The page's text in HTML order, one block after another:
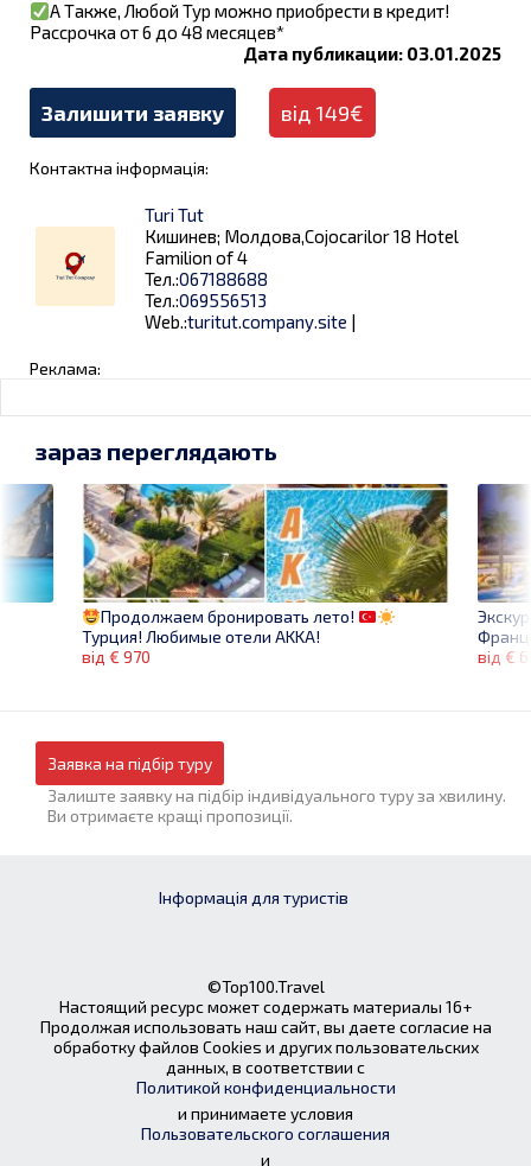
А Также, Любой Тур можно приобрести в кредит!
Рассрочка от 6 до 48 месяцев*
Дата публикации: 03.01.2025
Залишити заявку від 149€
Контактна інформація:
Turi Tut
Кишинев; Молдова,Cojocarilor 18 Hotel
Familion of 4
Тел.:067188688
Тел.:069556513
Web.:turitut.company.site |
Реклама:
від €
зараз переглядають
Продолжаем бронировать лето!
Турция! Любимые отели AKKA!
від € 970
Заявка на підбір туру
Залиште заявку на підбір індивідуального туру за хвилину.
Ви отримаєте кращі пропозиції.
Інформація для туристів
©Top100.Travel
Настоящий ресурс может содержать материалы 16+
Продолжая использовать наш сайт, вы даете согласие на
обработку файлов Cookies и других пользовательских
данных, в соответствии с
Политикой конфиденциальности
и принимаете условия
Пользовательского соглашения
и